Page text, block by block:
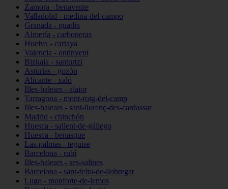
Zamora - benavente
Valladolid - medina-del-campo
Granada - guadix
Almería - carboneras
Huelva - cartaya
Valencia - ontinyent
Bizkaia - santurtzi
Asturias - gozón
Alicante - xaló
Illes-balears - alaior
Tarragona - mont-roig-del-camp
Illes-balears - sant-llorenç-des-cardassar
Madrid - chinchón
Huesca - sallent-de-gállego
Huesca - benasque
Las-palmas - teguise
Barcelona - rubí
Illes-balears - ses-salines
Barcelona - sant-feliu-de-llobregat
Lugo - monforte-de-lemos